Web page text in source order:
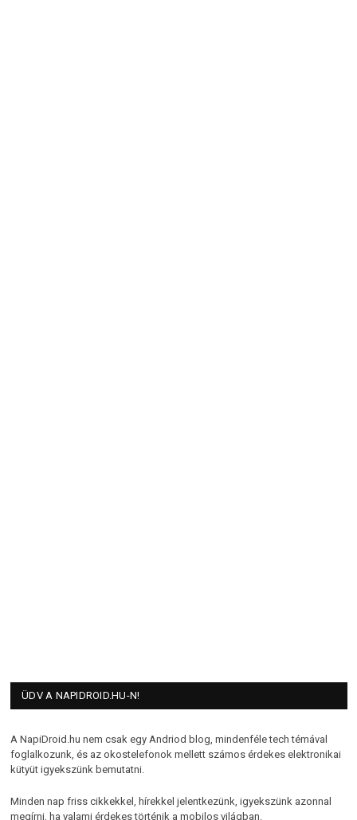
ÜDV A NAPIDROID.HU-N!
A NapiDroid.hu nem csak egy Andriod blog, mindenféle tech témával
foglalkozunk, és az okostelefonok mellett számos érdekes elektronikai
kütyüt igyekszünk bemutatni.
Minden nap friss cikkekkel, hírekkel jelentkezünk, igyekszünk azonnal
megírni, ha valami érdekes történik a mobilos világban.